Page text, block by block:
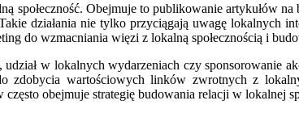
społeczność. Obejmuje to publikowanie artykułów
działania nie tylko przyciągają uwagę lokalnych
do wzmacniania więzi z lokalną społecznością i
w lokalnych wydarzeniach czy sponsorowanie
zdobycia wartościowych linków zwrotnych z
obejmuje strategię budowania relacji w lokalnej